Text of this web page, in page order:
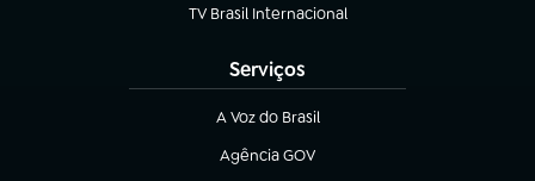
TV Brasil Internacional
(abre em nova aba)
Serviços
A Voz do Brasil
(abre em nova aba)
Agência GOV
(abre em nova aba)